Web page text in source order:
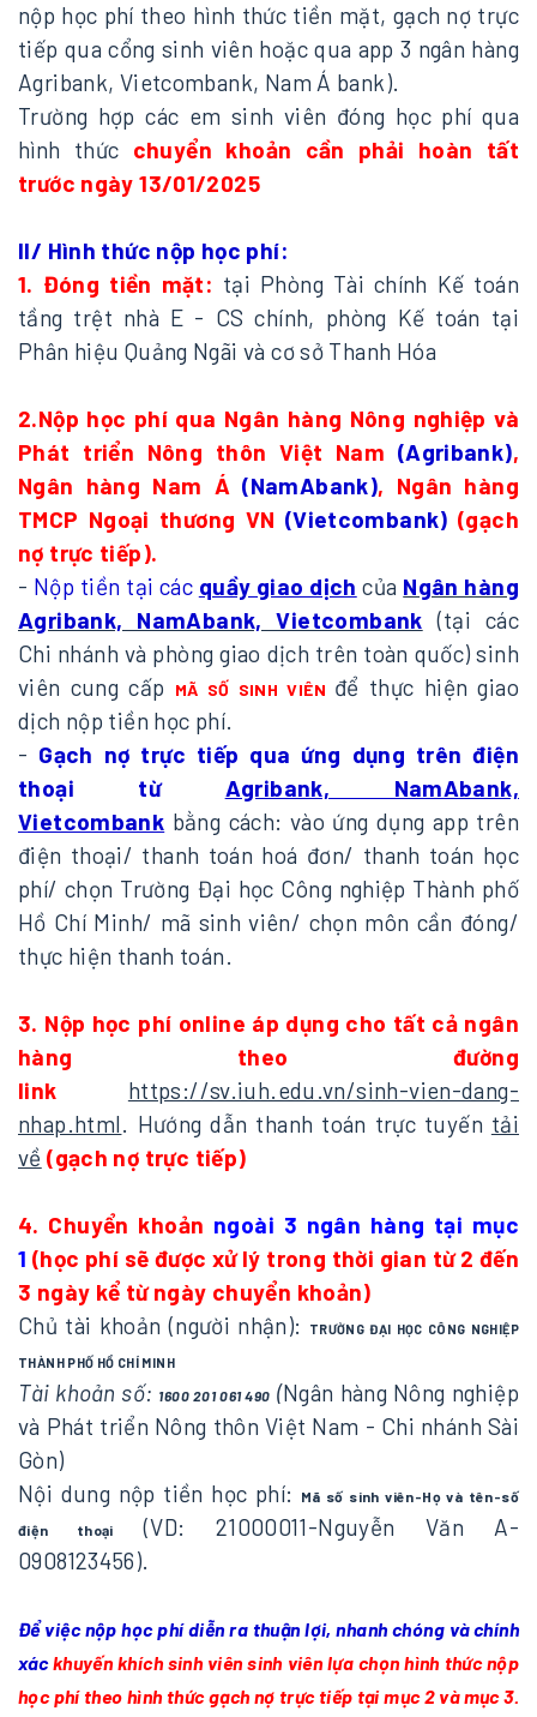
nộp học phí theo hình thức tiền mặt, gạch nợ trực
tiếp qua cổng sinh viên hoặc qua app 3 ngân hàng
Agribank, Vietcombank, Nam Á bank).
Trường hợp các em sinh viên đóng học phí qua
hình thức chuyển khoản cần phải hoàn tất
trước ngày 13/01/2025
II/ Hình thức nộp học phí:
1. Đóng tiền mặt: tại Phòng Tài chính Kế toán
tầng trệt nhà E - CS chính, phòng Kế toán tại
Phân hiệu Quảng Ngãi và cơ sở Thanh Hóa
2.Nộp học phí qua Ngân hàng Nông nghiệp và
Phát triển Nông thôn Việt Nam (Agribank),
Ngân hàng Nam Á(NamAbank), Ngân hàng
TMCP Ngoại thương VN (Vietcombank) (gạch
nợ trực tiếp).
- Nộp tiền tại các quầy giao dịch của Ngân hàng
Agribank, NamAbank, Vietcombank (tại các
Chi nhánh và phòng giao dịch trên toàn quốc) sinh
viên cung cấp
MÃ SỐ SINH VIÊN để thực hiện giao
dịch nộp tiền học phí.
- Gạch nợ trực tiếp qua ứng dụng trên điện
thoại từ Agribank, NamAbank,
Vietcombank bằng cách: vào ứng dụng app trên
điện thoại/ thanh toán hoá đơn/ thanh toán học
phí/ chọn Trường Đại học Công nghiệp Thành phố
Hồ Chí Minh/ mã sinh viên/ chọn môn cần đóng/
thực hiện thanh toán.
3. Nộp học phí online áp dụng cho tất cả ngân
hàng theo đường
link
https://sv.iuh.edu.vn/sinh-vien-dang-
nhap.html. Hướng dẫn thanh toán trực tuyến tải
về (gạch nợ trực tiếp)
4. Chuyển khoản ngoài 3 ngân hàng tại mục
1 (học phí sẽ được xử lý trong thời gian từ 2 đến
3 ngày kể từ ngày chuyển khoản)
Chủ tài khoản (người nhận):
TRƯỜNG ĐẠI HỌC CÔNG NGHIỆP
THÀNH PHỐ HỒ CHÍ MINH
Tài khoản số: 1600 201 061 490 (Ngân hàng Nông nghiệp
và Phát triển Nông thôn Việt Nam - Chi nhánh Sài
Gòn)
Nội dung nộp tiền học phí:
Mã số sinh viên-Họ và tên-số
điện thoại
(VD: 21000011-Nguyễn Văn A-
0908123456).
Để việc nộp học phí diễn ra thuận lợi, nhanh chóng và chính
xáckhuyến khích sinh viên sinh viên lựa chọn hình thức nộp
học phí theo hình thức gạch nợ trực tiếp tại mục 2 và mục 3.